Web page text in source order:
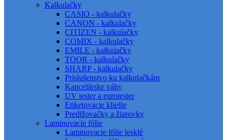
Kalkulačky
CASIO - kalkulačky
CANON - kalkulačky
CITIZEN - kalkulačky
COMIX - kalkulačky
EMILE - kalkulačky
TOOR - kalkulačky
SHARP - kalkulačky
Príslušenstvo ku kalkulačkám
Kancelárske váhy
UV tester a eurotester
Etiketovacie kliešte
Predlžovačky a žiarovky
Laminovacie fólie
Laminovacie fólie lesklé